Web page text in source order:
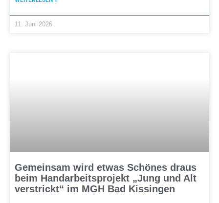
11. Juni 2026
Gemeinsam wird etwas Schönes draus
beim Handarbeitsprojekt „Jung und Alt
verstrickt“ im MGH Bad Kissingen